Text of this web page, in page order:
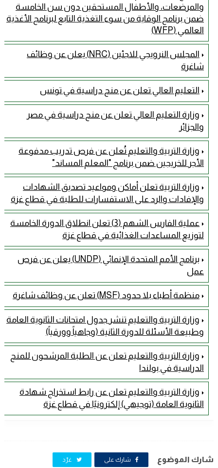
والمرضعات، والأطفال المستحقين دون سن الخامسة
ضمن برنامج الوقاية من سوء التغذية التابع لبرنامج الأغذية
العالمي (WFP)
المجلس النرويجي للاجئين (NRC) يعلن عن وظائف
شاغرة
التعليم العالي تعلن عن منح دراسية في تونس
وزارة التعليم العالي تعلن عن منح دراسية في مصر
والجزائر
وزارة التربية والتعليم تُعلن عن فرص تدريب مدفوعة
الأجر للخريجين ضمن برنامج "المعلم المساند"
وزارة التربية تعلن أماكن ومواعيد تصديق الشهادات
والإفادات والرد على الاستفسارات للطلبة في قطاع غزة
عملية الفارس الشهم (3) تعلن انطلاق الدورة الخامسة
لتوزيع المساعدات الغذائية في قطاع غزة
برنامج الأمم المتحدة الإنمائي (UNDP) يعلن عن فرص
عمل
منظمة أطباء بلا حدود (MSF) تعلن عن وظائف شاغرة
وزارة التربية والتعليم تنشر جدول امتحانات الثانوية العامة
وطبيعة الأسئلة للدورة الثانية (وجاهياً وورقياً)
وزارة التربية والتعليم تعلن عن الطلبة المرشحون للمنح
الدراسية في بولندا
وزارة التربية والتعليم تعلن عن رابط استخراج شهادة
الثانوية العامة (توجيهي) إلكترونيًا في قطاع غزة
شارك الموضوع شارك على غرّد